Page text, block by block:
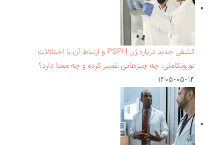
کشفی جدید درباره ژن PSPH و ارتباط آن با اختلالات
نوروتکاملی: چه چیزهایی تغییر کرده و چه معنا دارد؟
۱۴۰۵-۰۵-۱۴